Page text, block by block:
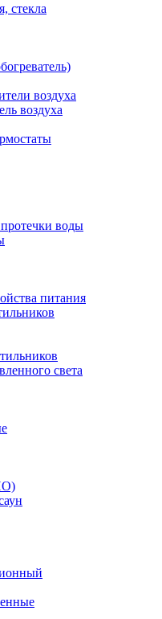
стекла
воздуха
воздуха
воды
питания
света